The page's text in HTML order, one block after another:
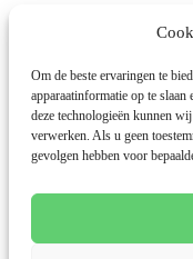
Om de beste ervaringen te
apparaatinformatie op te
deze technologieën kunnen
verwerken. Als u geen
gevolgen hebben voor
www.timeout4you.nl
KvK-nummer: 51310791
Algemene
Privacybeleid